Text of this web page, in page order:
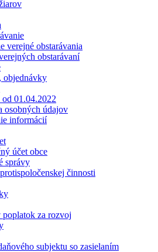
verejné obstarávania
obstarávaní
objednávky
01.04.2022
osobných údajov
informácií
účet obce
správy
činnosti
poplatok za rozvoj
subjektu so zasielaním